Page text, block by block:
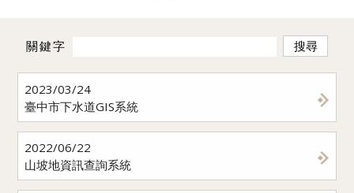
關鍵字 搜尋
2023/03/24
臺中市下水道GIS系統
2022/06/22
山坡地資訊查詢系統